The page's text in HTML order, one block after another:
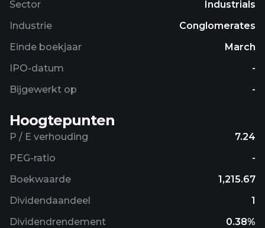
addition, it provides insurance solutions to
individuals and corporates as insurance brokers;
well as distributes mutual fund products. Zuari
Industries Limited was formerly known as Zuari
Industries Limited in June 2022. The company was
incorporated in 1967 and is based in Gurugram,
India.
Sector
Industrials
Industrie
Conglomerates
Einde boekjaar
March
IPO-datum
-
Bijgewerkt op
-
Hoogtepunten
P / E verhouding
7.24
PEG-ratio
-
Boekwaarde
1,215.67
Dividendaandeel
1
Dividendrendement
0.38%